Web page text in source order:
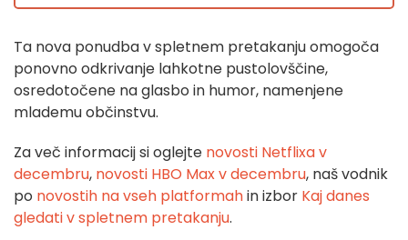
Ta nova ponudba v spletnem pretakanju omogoča
ponovno odkrivanje lahkotne pustolovščine,
osredotočene na glasbo in humor, namenjene
mlademu občinstvu.
Za več informacij si oglejte novosti Netflixa v
decembru, novosti HBO Max v decembru, naš vodnik
po novostih na vseh platformahin izbor Kaj danes
gledati v spletnem pretakanju.